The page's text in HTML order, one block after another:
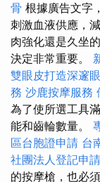
骨 根據廣告文字
刺激血液供應，
肉強化還是久坐
決定非常重要。
雙眼皮打造深邃
務 沙鹿按摩服務
為了使所選工具
能和齒輪數量。
區台胞證申請 台
社團法人登記申
的按摩槍，也必